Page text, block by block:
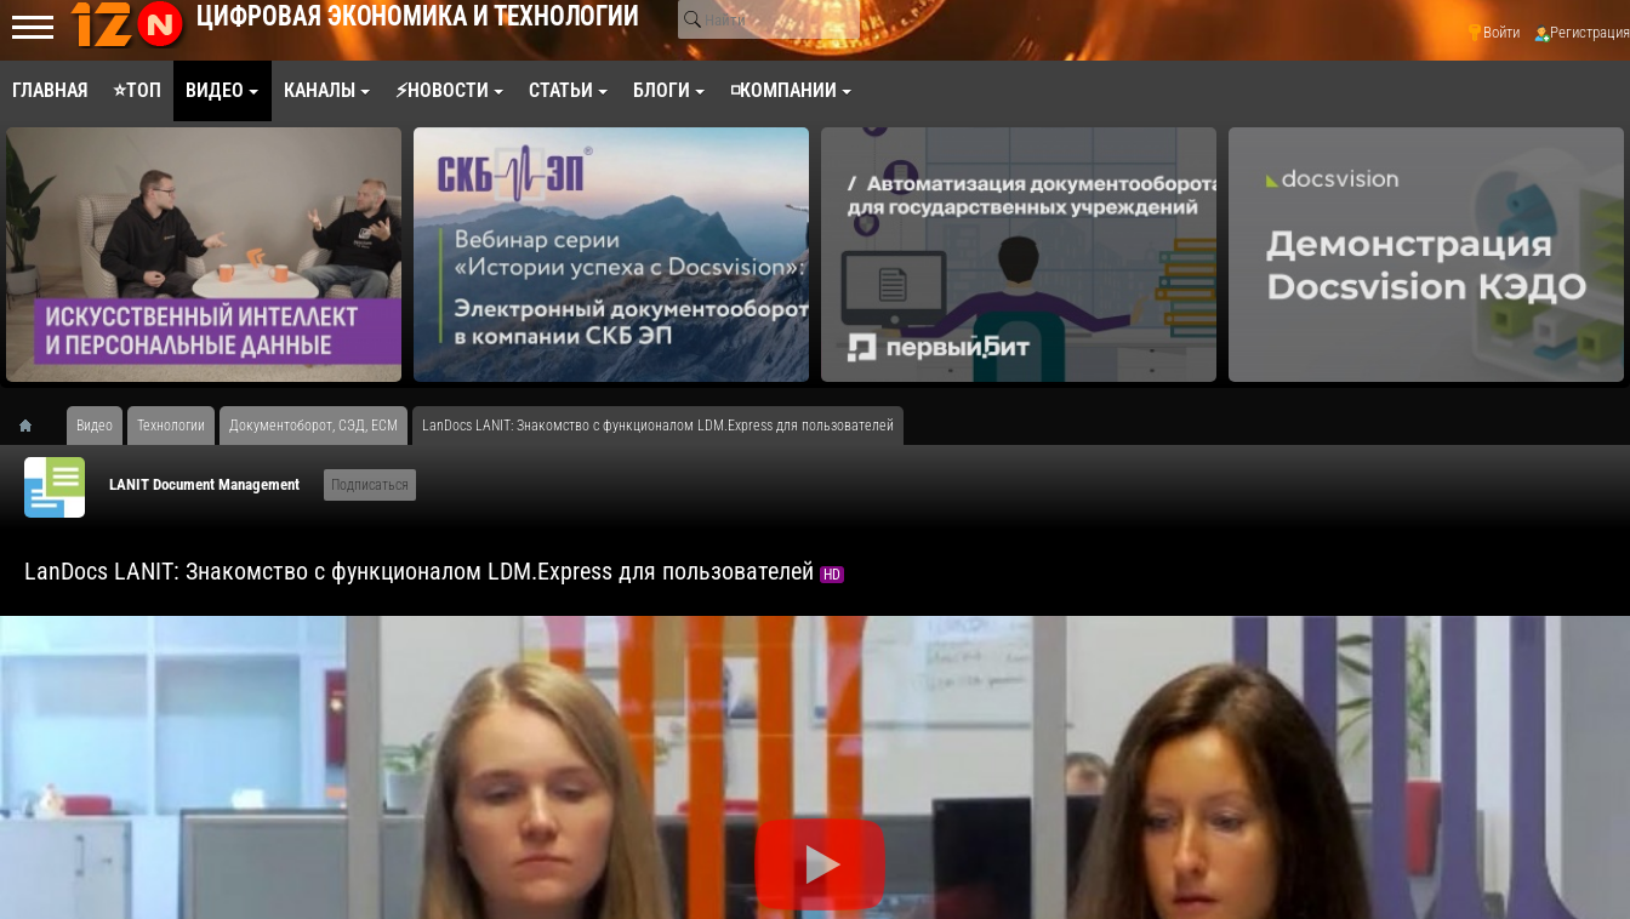
ЦИФРОВАЯ ЭКОНОМИКА И ТЕХНОЛОГИИ Войти Регистрация
ГЛАВНАЯ ⭐ТОП ВИДЕО КАНАЛЫ ⚡НОВОСТИ СТАТЬИ БЛОГИ ◽КОМПАНИИ
Видео Технологии Документоборот, СЭД, ECM LanDocs LANIT: Знакомство с функционалом LDM.Express для пользователей
LANIT Document Management Подписаться
LanDocs LANIT: Знакомство с функционалом LDM.Express для пользователей HD